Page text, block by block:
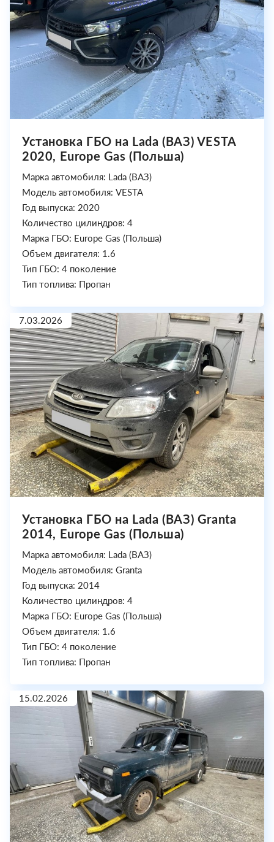
Установка ГБО на Lada (ВАЗ) VESTA
2020, Europe Gas (Польша)
Марка автомобиля: Lada (ВАЗ)
Модель автомобиля: VESTA
Год выпуска: 2020
Количество цилиндров: 4
Марка ГБО: Europe Gas (Польша)
Объем двигателя: 1.6
Тип ГБО: 4 поколение
Тип топлива: Пропан
7.03.2026
Установка ГБО на Lada (ВАЗ) Granta
2014, Europe Gas (Польша)
Марка автомобиля: Lada (ВАЗ)
Модель автомобиля: Granta
Год выпуска: 2014
Количество цилиндров: 4
Марка ГБО: Europe Gas (Польша)
Объем двигателя: 1.6
Тип ГБО: 4 поколение
Тип топлива: Пропан
15.02.2026